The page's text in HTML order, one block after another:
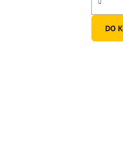
DO